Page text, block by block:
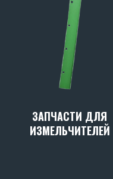
ЗАПЧАСТИ ДЛЯ
ИЗМЕЛЬЧИТЕЛЕЙ